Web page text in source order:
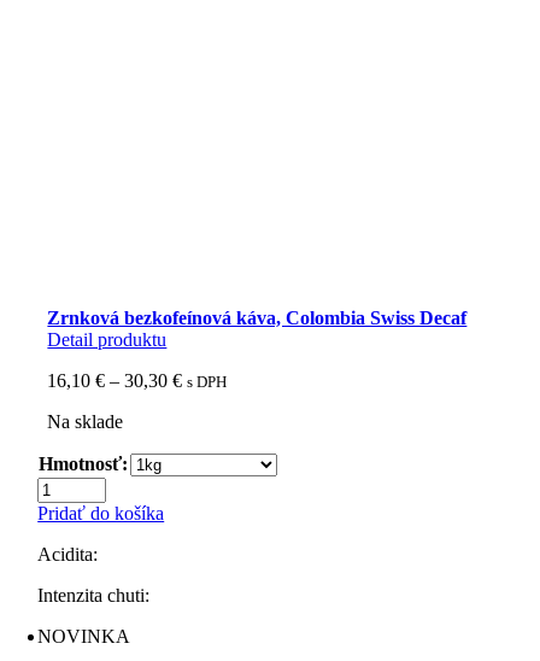
Zrnková bezkofeínová káva, Colombia Swiss Decaf
Detail produktu
16,10€ – 30,30€Price
s DPH
Na sklade
Hmotnosť:
množstvo
Zrnková
káva,
Swiss
Pridať do košíka
Acidita:
Intenzita chuti:
NOVINKA